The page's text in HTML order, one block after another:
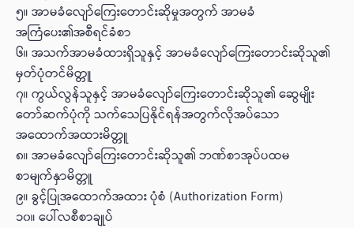
၅။ အာမခံလျော်ကြေးတောင်းဆိုမှုအတွက် အာမခံ
အကြံပေး၏အစီရင်ခံစာ
၆။ အသက်အာမခံထားရှိသူနှင့် အာမခံလျော်ကြေးတောင်းဆိုသူ၏
မှတ်ပုံတင်မိတ္တူ
၇။ ကွယ်လွန်သူနှင့် အာမခံလျော်ကြေးတောင်းဆိုသူ၏ ဆွေမျိုး
တော်ဆက်ပုံကို သက်သေပြနိုင်ရန်အတွက်လိုအပ်သော
အထောက်အထားမိတ္တူ
၈။ အာမခံလျော်ကြေးတောင်းဆိုသူ၏ ဘဏ်စာအုပ်ပထမ
စာမျက်နှာမိတ္တူ
၉။ ခွင့်ပြုအထောက်အထား ပုံစံ (Authorization Form)
၁၀။ ပေါ်လစီစာချုပ်